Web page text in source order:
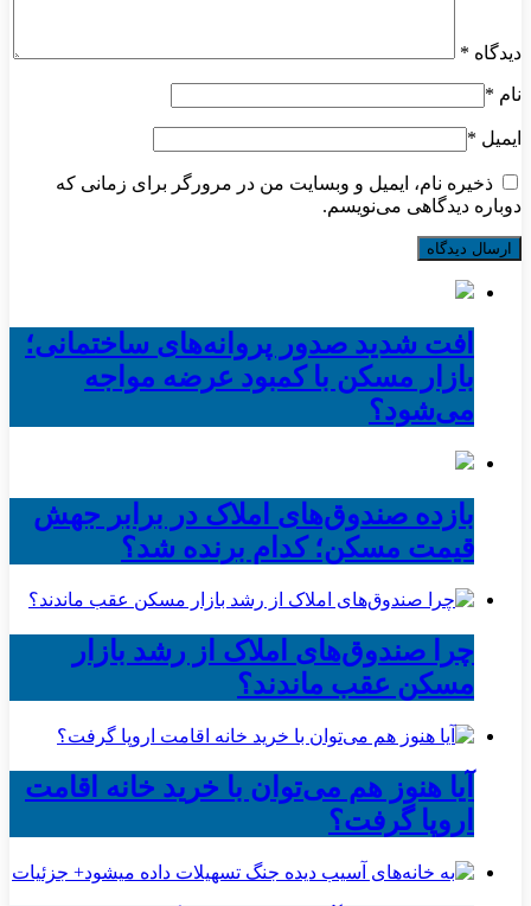
دیدگاه *
نام *
ایمیل *
ذخیره نام، ایمیل و وبسایت من در مرورگر برای زمانی که
دوباره دیدگاهی می‌نویسم.
افت شدید صدور پروانه‌های ساختمانی؛
بازار مسکن با کمبود عرضه مواجه
می‌شود؟
بازده صندوق‌های املاک در برابر جهش
قیمت مسکن؛ کدام برنده شد؟
چرا صندوق‌های املاک از رشد بازار
مسکن عقب ماندند؟
آیا هنوز هم می‌توان با خرید خانه اقامت
اروپا گرفت؟